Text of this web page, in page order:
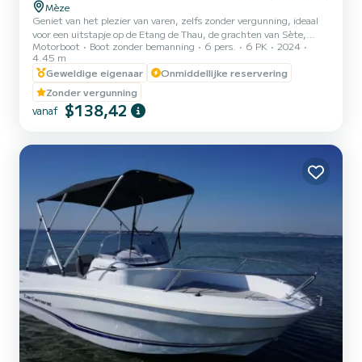
Mèze
Geniet van het plezier van varen, zelfs zonder vergunning, ideaal
voor een uitstapje op de Etang de Thau, de grachten van Sète,
vissen, zwemmen...|Uitgerust met bad en zonnetent,
geluidsinstallatie, ladder.||Gratis parkeren ter plaatse.||Ons team
staat klaar om u advies te geven over vaarroutes en zal u helpen om
vertrouwd te raken met deze prachtige TERHI met een Honda 6pk
motor, ideaal voor gemakkelijke bediening.||U kunt ervoor kiezen
om onze boot per dag of per halve dag te huren, vertrektij...
Motorboot Boot zonder bemanning 6 pers. 6 PK
2024
4.45 m
Geweldige eigenaar
Onmiddellijke reservering
Zonder vergunning
vanaf $138,42